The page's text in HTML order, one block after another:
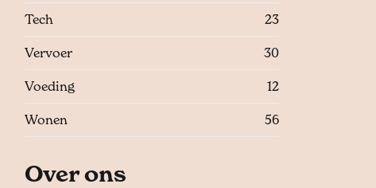
Tech 23
Vervoer 30
Voeding 12
Wonen 56
Over ons